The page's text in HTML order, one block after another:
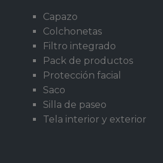
Capazo
Colchonetas
Filtro integrado
Pack de productos
Protección facial
Saco
Silla de paseo
Tela interior y exterior